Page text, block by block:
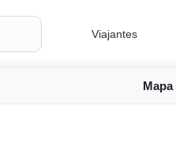
Viajantes
Mapa